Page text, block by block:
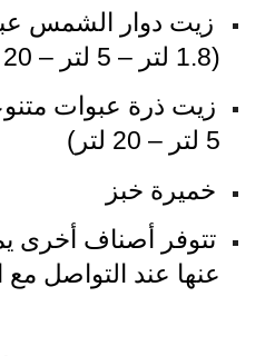
زيت دوار الشمس
(1.8 لتر – 5 لتر – 20 لتر)
5 لتر – 20 لتر)
خميرة خبز
تتوفر أصناف أخرى
عنها عند التواصل